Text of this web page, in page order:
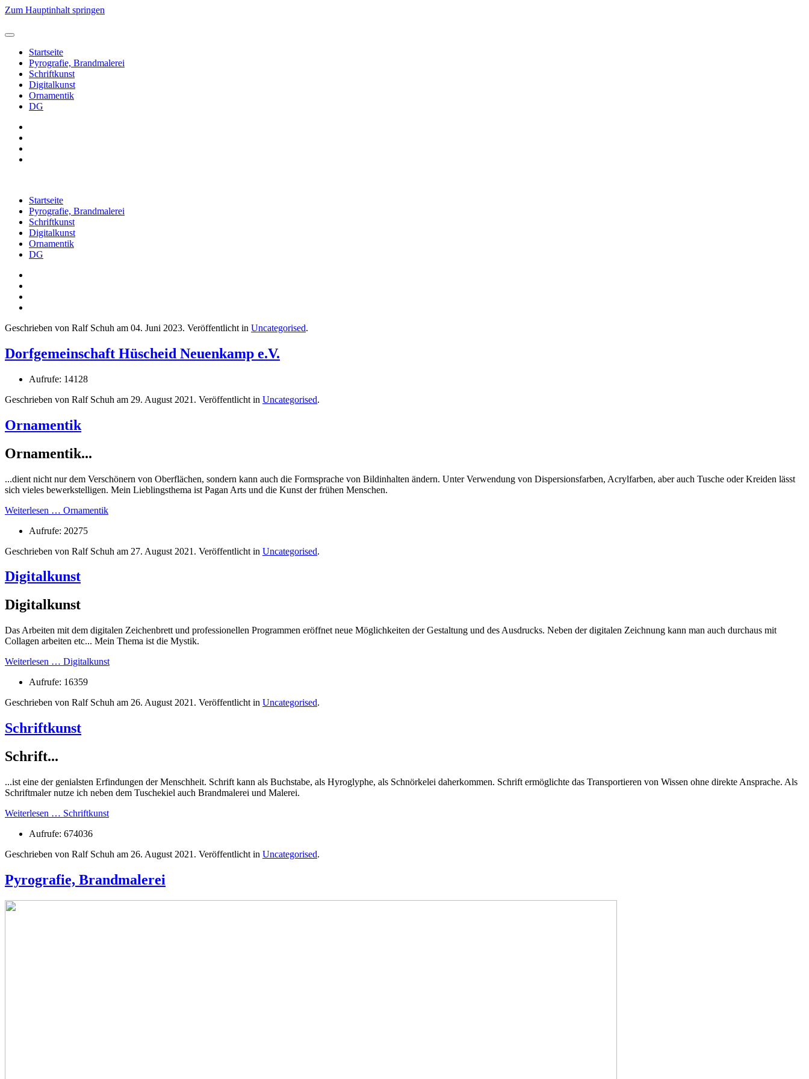
Zum Hauptinhalt springen
Startseite
Pyrografie, Brandmalerei
Schriftkunst
Digitalkunst
Ornamentik
DG
Startseite
Pyrografie, Brandmalerei
Schriftkunst
Digitalkunst
Ornamentik
DG
Geschrieben von Ralf Schuh am 04. Juni 2023. Veröffentlicht in Uncategorised.
Dorfgemeinschaft Hüscheid Neuenkamp e.V.
Aufrufe: 14128
Geschrieben von Ralf Schuh am 29. August 2021 . Veröffentlicht in Uncategorised.
Ornamentik
Ornamentik...
...dient nicht nur dem Verschönern von Oberflächen, sondern kann auch die Formsprache von Bildinhalten ändern. Unter Verwendung von Dispersionsfarben, Acrylfarben, aber auch Tusche oder Kreiden lässt
sich vieles bewerkstelligen. Mein Lieblingsthema ist Pagan Arts und die Kunst der frühen Menschen.
Weiterlesen … Ornamentik
Aufrufe: 20275
Geschrieben von Ralf Schuh am 27. August 2021 . Veröffentlicht in Uncategorised.
Digitalkunst
Digitalkunst
Das Arbeiten mit dem digitalen Zeichenbrett und professionellen Programmen eröffnet neue Möglichkeiten der Gestaltung und des Ausdrucks. Neben der digitalen Zeichnung kann man auch durchaus mit
Collagen arbeiten etc... Mein Thema ist die Mystik.
Weiterlesen … Digitalkunst
Aufrufe: 16359
Geschrieben von Ralf Schuh am 26. August 2021 . Veröffentlicht in Uncategorised.
Schriftkunst
Schrift...
...ist eine der genialsten Erfindungen der Menschheit. Schrift kann als Buchstabe, als Hyroglyphe, als Schnörkelei daherkommen. Schrift ermöglichte das Transportieren von Wissen ohne direkte Ansprache. Als
Schriftmaler nutze ich neben dem Tuschekiel auch Brandmalerei und Malerei.
Weiterlesen … Schriftkunst
Aufrufe: 674036
Geschrieben von Ralf Schuh am 26. August 2021 . Veröffentlicht in Uncategorised.
Pyrografie, Brandmalerei